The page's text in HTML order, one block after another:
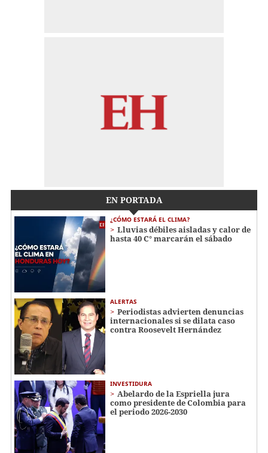
EN PORTADA
¿CÓMO ESTARÁ EL CLIMA?
Lluvias débiles aisladas y calor de
hasta 40 C° marcarán el sábado
ALERTAS
Periodistas advierten denuncias
internacionales si se dilata caso
contra Roosevelt Hernández
INVESTIDURA
Abelardo de la Espriella jura
como presidente de Colombia para
el periodo 2026-2030